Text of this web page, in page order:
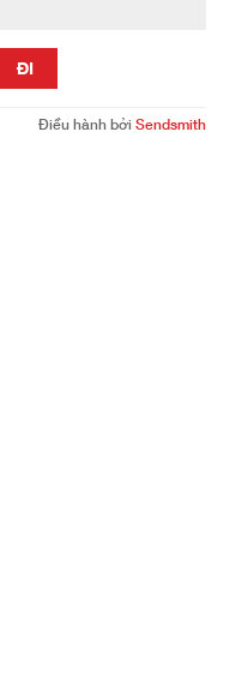
ĐI
Điều hành bởi Sendsmith